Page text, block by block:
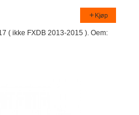
Kjøp
( ikke FXDB 2013-2015 ). Oem: